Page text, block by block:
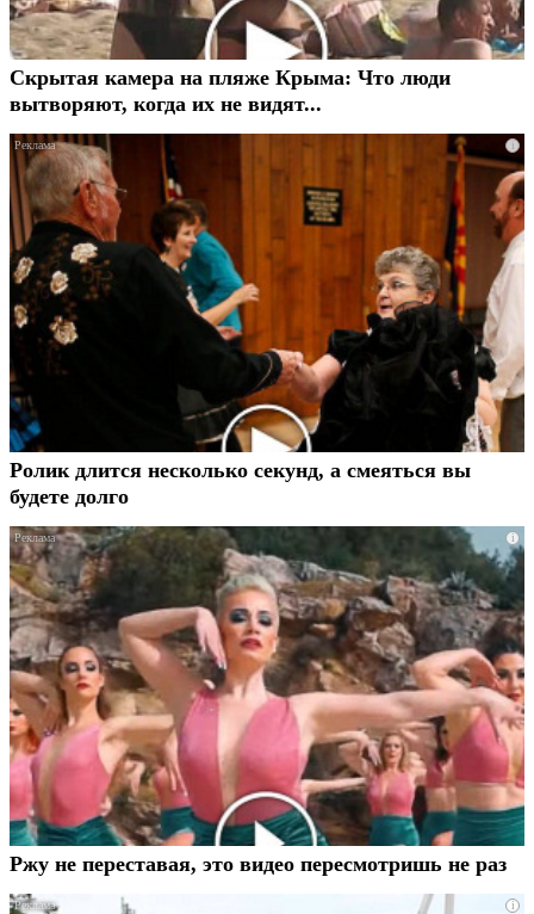
Скрытая камера на пляже Крыма: Что люди
вытворяют, когда их не видят...
i
Ролик длится несколько секунд, а смеяться вы
будете долго
i
Ржу не переставая, это видео пересмотришь не раз
i